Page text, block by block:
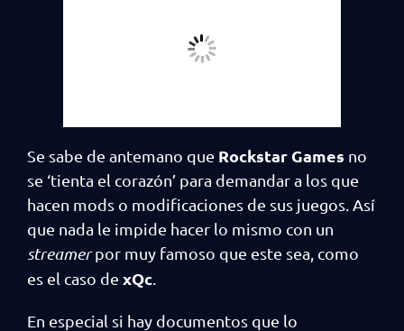
Se sabe de antemano que Rockstar Games no
se ‘tienta el corazón’ para demandar a los que
hacen mods o modificaciones de sus juegos. Así
que nada le impide hacer lo mismo con un
streamerpor muy famoso que este sea, como
es el caso de xQc
En especial si hay documentos que lo